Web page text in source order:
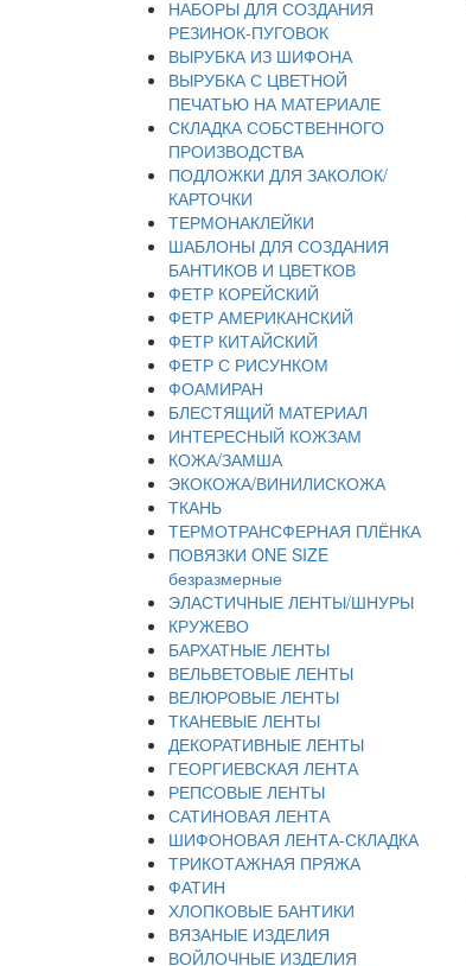
НАБОРЫ ДЛЯ СОЗДАНИЯ
РЕЗИНОК-ПУГОВОК
ВЫРУБКА ИЗ ШИФОНА
ВЫРУБКА С ЦВЕТНОЙ
ПЕЧАТЬЮ НА МАТЕРИАЛЕ
СКЛАДКА СОБСТВЕННОГО
ПРОИЗВОДСТВА
ПОДЛОЖКИ ДЛЯ ЗАКОЛОК/
КАРТОЧКИ
ТЕРМОНАКЛЕЙКИ
ШАБЛОНЫ ДЛЯ СОЗДАНИЯ
БАНТИКОВ И ЦВЕТКОВ
ФЕТР КОРЕЙСКИЙ
ФЕТР АМЕРИКАНСКИЙ
ФЕТР КИТАЙСКИЙ
ФЕТР С РИСУНКОМ
ФОАМИРАН
БЛЕСТЯЩИЙ МАТЕРИАЛ
ИНТЕРЕСНЫЙ КОЖЗАМ
КОЖА/ЗАМША
ЭКОКОЖА/ВИНИЛИСКОЖА
ТКАНЬ
ТЕРМОТРАНСФЕРНАЯ ПЛЁНКА
ПОВЯЗКИ ONE SIZE
безразмерные
ЭЛАСТИЧНЫЕ ЛЕНТЫ/ШНУРЫ
КРУЖЕВО
БАРХАТНЫЕ ЛЕНТЫ
ВЕЛЬВЕТОВЫЕ ЛЕНТЫ
ВЕЛЮРОВЫЕ ЛЕНТЫ
ТКАНЕВЫЕ ЛЕНТЫ
ДЕКОРАТИВНЫЕ ЛЕНТЫ
ГЕОРГИЕВСКАЯ ЛЕНТА
РЕПСОВЫЕ ЛЕНТЫ
САТИНОВАЯ ЛЕНТА
ШИФОНОВАЯ ЛЕНТА-СКЛАДКА
ТРИКОТАЖНАЯ ПРЯЖА
ФАТИН
ХЛОПКОВЫЕ БАНТИКИ
ВЯЗАНЫЕ ИЗДЕЛИЯ
ВОЙЛОЧНЫЕ ИЗДЕЛИЯ